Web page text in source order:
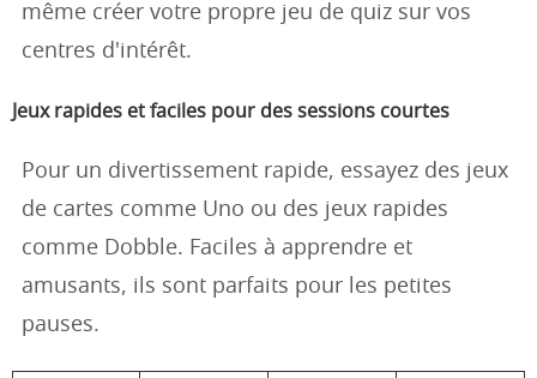
même créer votre propre jeu de quiz sur vos
centres d'intérêt.
Jeux rapides et faciles pour des sessions courtes
Pour un divertissement rapide, essayez des jeux
de cartes comme Uno ou des jeux rapides
comme Dobble. Faciles à apprendre et
amusants, ils sont parfaits pour les petites
pauses.